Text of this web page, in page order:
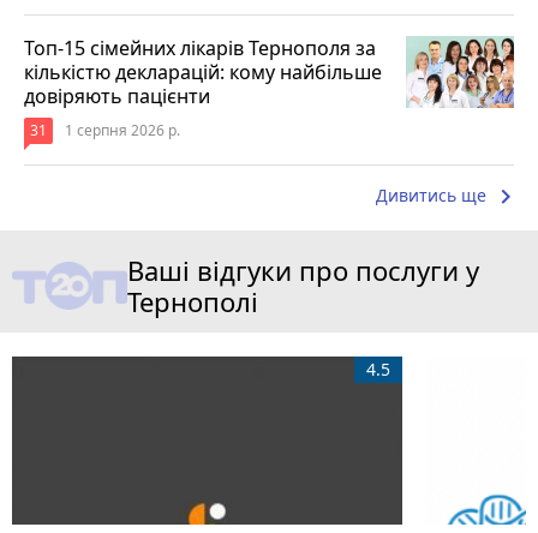
Топ-15 сімейних лікарів Тернополя за
кількістю декларацій: кому найбільше
довіряють пацієнти
31 1 серпня 2026 р.
Дивитись ще keyboard_arrow_right
Ваші відгуки про послуги у
Тернополі
4.5